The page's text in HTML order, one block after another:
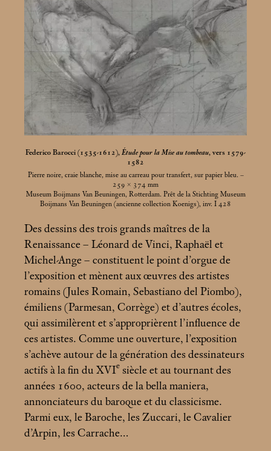
Federico Barocci (1535-1612), Étude pour la Mise au tombeau, vers 1579-
1582
Pierre noire, craie blanche, mise au carreau pour transfert, sur papier bleu. –
259 × 374 mm
Museum Boijmans Van Beuningen, Rotterdam. Prêt de la Stichting Museum
Boijmans Van Beuningen (ancienne collection Koenigs), inv. I 428
Des dessins des trois grands maîtres de la
Renaissance – Léonard de Vinci, Raphaël et
Michel-Ange – constituent le point d’orgue de
l’exposition et mènent aux œuvres des artistes
romains (Jules Romain, Sebastiano del Piombo),
émiliens (Parmesan, Corrège) et d’autres écoles,
qui assimilèrent et s’approprièrent l’influence de
ces artistes. Comme une ouverture, l’exposition
s’achève autour de la génération des dessinateurs
actifs à la fin du XVIe siècle et au tournant des
années 1600, acteurs de la bella maniera,
annonciateurs du baroque et du classicisme.
Parmi eux, le Baroche, les Zuccari, le Cavalier
d’Arpin, les Carrache…